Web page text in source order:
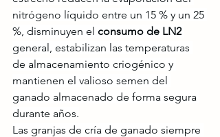
nitrógeno líquido entre un 15 % y un 25
%, disminuyen el consumo de LN2
general, estabilizan las temperaturas
de almacenamiento criogénico y
mantienen el valioso semen del
ganado almacenado de forma segura
durante años.
Las granjas de cría de ganado siempre